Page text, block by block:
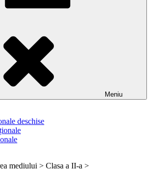
Meniu
deschise
mediului > Clasa a II-a >